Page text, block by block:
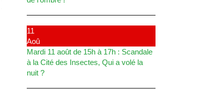
11
Aoû
Mardi 11 août de 15h à 17h : Scandale
à la Cité des Insectes, Qui a volé la
nuit ?